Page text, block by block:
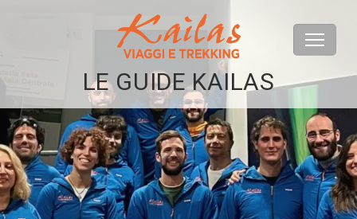
LE GUIDE KAILAS